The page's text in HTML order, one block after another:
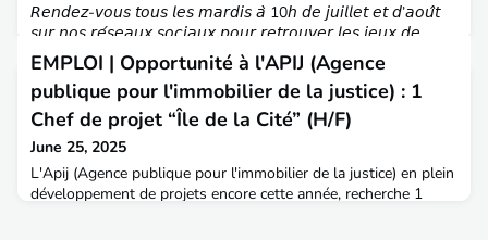
𝘙𝘦𝘯𝘥𝘦𝘻-𝘷𝘰𝘶𝘴 𝘵𝘰𝘶𝘴 𝘭𝘦𝘴 𝘮𝘢𝘳𝘥𝘪𝘴 𝘢̀ 10𝘩 𝘥𝘦 𝘫𝘶𝘪𝘭𝘭𝘦𝘵 𝘦𝘵 𝘥’𝘢𝘰𝘶̂𝘵
𝘴𝘶𝘳 𝘯𝘰𝘴 𝘳𝘦́𝘴𝘦𝘢𝘶𝘹 𝘴𝘰𝘤𝘪𝘢𝘶𝘹 𝘱𝘰𝘶𝘳 𝘳𝘦𝘵𝘳𝘰𝘶𝘷𝘦𝘳 𝘭𝘦𝘴 𝘫𝘦𝘶𝘹 𝘥𝘦
𝘭’𝘈𝘐𝘛𝘗𝘌 !Le défi de cette semaine : Parmi toutes ces
propositions, retrouvez celles qui sont vraies :V/F - Le PLUi
(Plan Local d’Urbanisme intercommunal) a la même valeur
juridique qu’un PLU communal, m
EMPLOI | Opportunité à l'APIJ (Agence
publique pour l'immobilier de la justice) : 1
Chef de projet “Île de la Cité” (H/F)
June 25, 2025
L'Apij (Agence publique pour l'immobilier de la justice) en plein
développement de projets encore cette année, recherche 1